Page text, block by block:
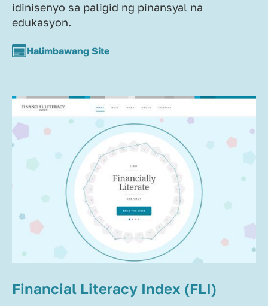
idinisenyo sa paligid ng pinansyal na
edukasyon.
Halimbawang Site
Financial Literacy Index (FLI)